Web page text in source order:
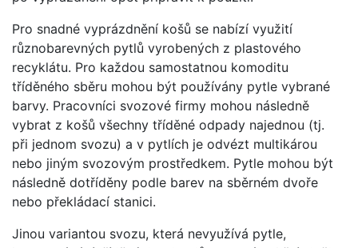
Pro snadné vyprázdnění košů se nabízí využití
různobarevných pytlů vyrobených z plastového
recyklátu. Pro každou samostatnou komoditu
tříděného sběru mohou být používány pytle vybrané
barvy. Pracovníci svozové firmy mohou následně
vybrat z košů všechny tříděné odpady najednou (tj.
při jednom svozu) a v pytlích je odvézt multikárou
nebo jiným svozovým prostředkem. Pytle mohou být
následně dotříděny podle barev na sběrném dvoře
nebo překládací stanici.
Jinou variantou svozu, která nevyužívá pytle,